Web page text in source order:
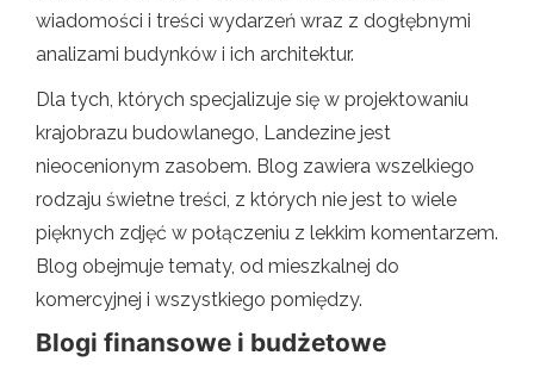
wiadomości i treści wydarzeń wraz z dogłębnymi
analizami budynków i ich architektur.
Dla tych, których specjalizuje się w projektowaniu
krajobrazu budowlanego, Landezine jest
nieocenionym zasobem. Blog zawiera wszelkiego
rodzaju świetne treści, z których nie jest to wiele
pięknych zdjęć w połączeniu z lekkim komentarzem.
Blog obejmuje tematy, od mieszkalnej do
komercyjnej i wszystkiego pomiędzy.
Blogi finansowe i budżetowe